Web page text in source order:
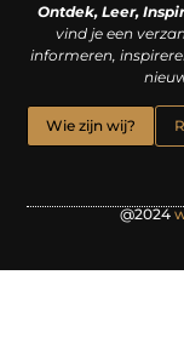
Ontdek, Leer,
vind je een
informeren,
Wie zijn wij?
@2024